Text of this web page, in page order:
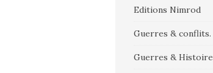
Editions Nimrod
Guerres & conflits.
Guerres & Histoire